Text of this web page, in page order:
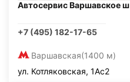
Автосервис Варшавское ш
+7 (495) 182-17-65
Варшавская(1400 м)
ул. Котляковская, 1Ас2